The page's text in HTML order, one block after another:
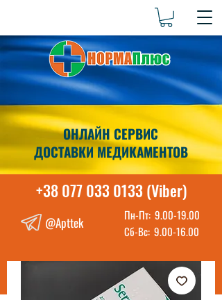
ОНЛАЙН СЕРВИС
ДОСТАВКИ МЕДИКАМЕНТОВ
+38 077 033 0133 (Viber)
@Apttek Пн-Пт: 9.00-19.00
Сб-Вс: 9.00-16.00